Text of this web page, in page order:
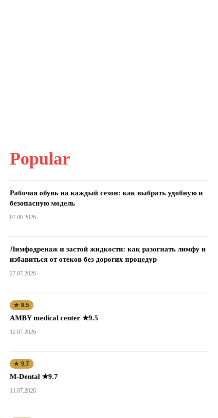
Popular
Рабочая обувь на каждый сезон: как выбрать удобную и
безопасную модель
07.08.2026
Лимфодренаж и застой жидкости: как разогнать лимфу и
избавиться от отеков без дорогих процедур
27.07.2026
★ 9.5
AMBY medical center ★9.5
12.07.2026
★ 9.7
M-Dental ★9.7
11.07.2026